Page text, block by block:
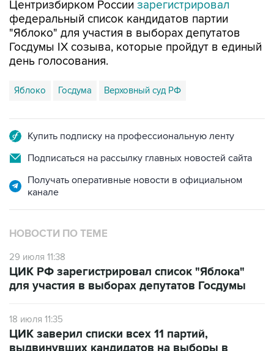
"Яблоко" для участия в выборах депутатов
Госдумы IX созыва, которые пройдут в единый
день голосования.
Яблоко Госдума Верховный суд РФ
Подписаться на рассылку главных новостей сайта
Получать оперативные новости в официальном
НОВОСТИ ПО ТЕМЕ
29 июля 11:38
для участия в выборах депутатов Госдумы
18 июля 11:35
выдвинувших кандидатов на выборы в
Госдуму РФ